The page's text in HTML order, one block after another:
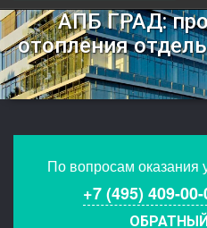
АПБ ГРАД:
отопления
По вопросам оказания
+7 (495) 409-